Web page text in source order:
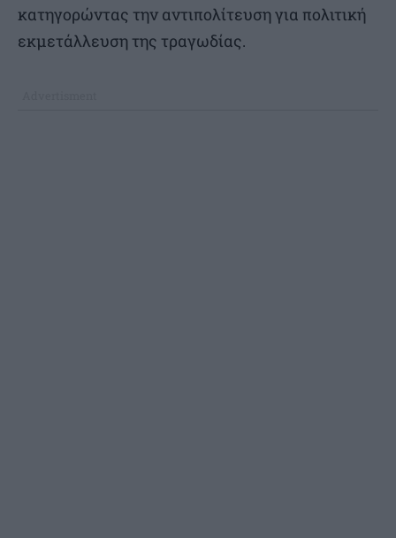
κατηγορώντας την αντιπολίτευση για πολιτική
εκμετάλλευση της τραγωδίας.